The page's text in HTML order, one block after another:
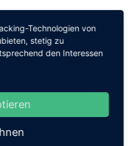
sich lediglich um eine
Technologien von
stetig zu
den Interessen